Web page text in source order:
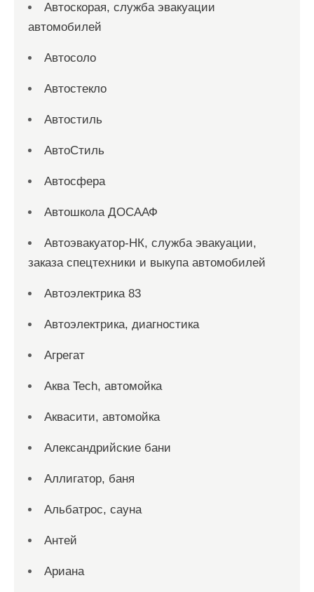
Автоскорая, служба эвакуации
автомобилей
Автосоло
Автостекло
Автостиль
АвтоСтиль
Автосфера
Автошкола ДОСААФ
Автоэвакуатор-НК, служба эвакуации,
заказа спецтехники и выкупа автомобилей
Автоэлектрика 83
Автоэлектрика, диагностика
Агрегат
Аква Tech, автомойка
Аквасити, автомойка
Александрийские бани
Аллигатор, баня
Альбатрос, сауна
Антей
Ариана